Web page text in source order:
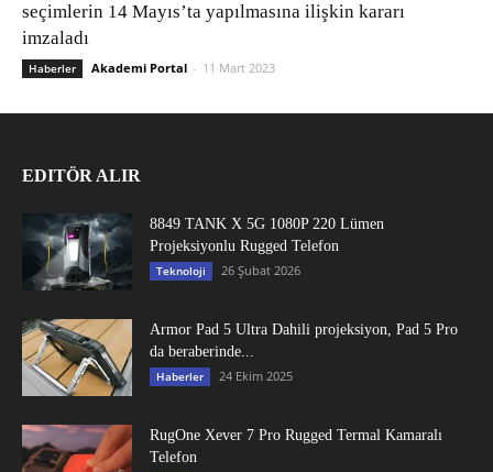
seçimlerin 14 Mayıs’ta yapılmasına ilişkin kararı
imzaladı
Haberler Akademi Portal - 11 Mart 2023
EDITÖR ALIR
8849 TANK X 5G 1080P 220 Lümen
Projeksiyonlu Rugged Telefon
Teknoloji 26 Şubat 2026
Armor Pad 5 Ultra Dahili projeksiyon, Pad 5 Pro
da beraberinde...
Haberler 24 Ekim 2025
RugOne Xever 7 Pro Rugged Termal Kamaralı
Telefon